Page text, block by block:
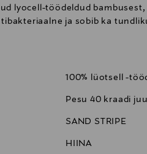
lyocell-töödeldud
ja sobib ka
100% lüotsell -
Pesu 40 kraadi
SAND STRIPE
HIINA